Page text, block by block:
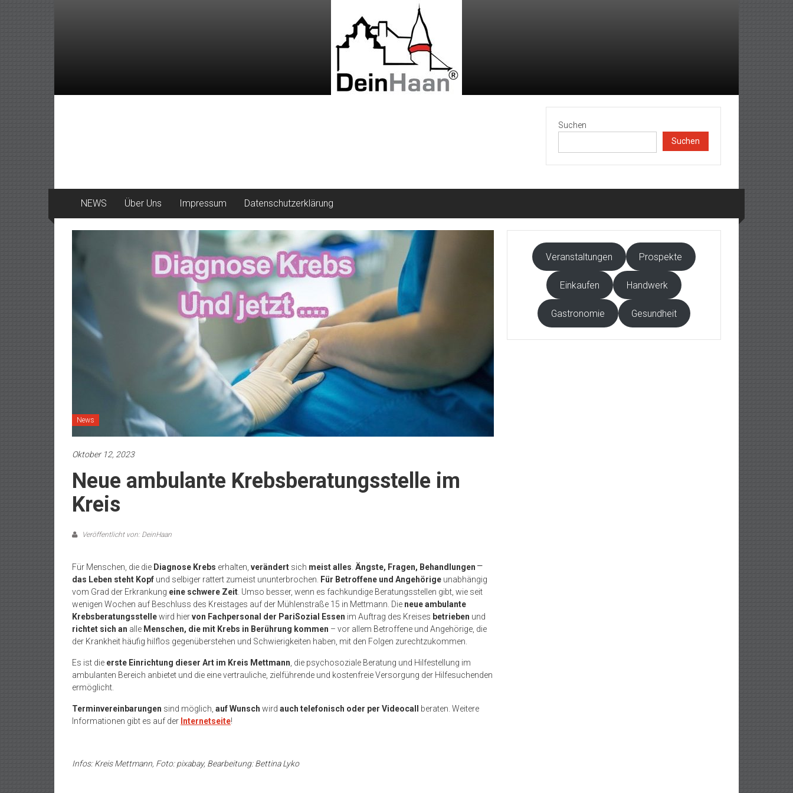
Suchen
Suchen
NEWS Über Uns Impressum Datenschutzerklärung
News
Oktober 12, 2023
Neue ambulante Krebsberatungsstelle im
Kreis
Veröffentlicht von: DeinHaan
Für Menschen, die die Diagnose Krebs erhalten, verändert sich meist alles Ängste, Fragen, Behandlungen ⎻
das Leben steht Kopf und selbiger rattert zumeist ununterbrochen. Für Betroffene und Angehörige unabhängig
vom Grad der Erkrankung eine schwere Zeit . Umso besser, wenn es fachkundige Beratungsstellen gibt, wie seit
wenigen Wochen auf Beschluss des Kreistages auf der Mühlenstraße 15 in Mettmann. Die neue ambulante
Krebsberatungsstellewird hiervon Fachpersonal der PariSozial Essen im Auftrag des Kreises betrieben und
richtet sich an alle Menschen, die mit Krebs in Berührung kommen – vor allem Betroffene und Angehörige, die
der Krankheit häufig hilflos gegenüberstehen und Schwierigkeiten haben, mit den Folgen zurechtzukommen.
Es ist die erste Einrichtung dieser Art im Kreis Mettmann , die psychosoziale Beratung und Hilfestellung im
ambulanten Bereich anbietet und die eine vertrauliche, zielführende und kostenfreie Versorgung der Hilfesuchenden
ermöglicht.
Terminvereinbarungen sind möglich, auf Wunsch wird auch telefonisch oder per Videocall beraten. Weitere
Informationen gibt es auf der Internetseite!
Infos: Kreis Mettmann, Foto: pixabay, Bearbeitung: Bettina Lyko
Veranstaltungen Prospekte
Einkaufen Handwerk
Gastronomie Gesundheit